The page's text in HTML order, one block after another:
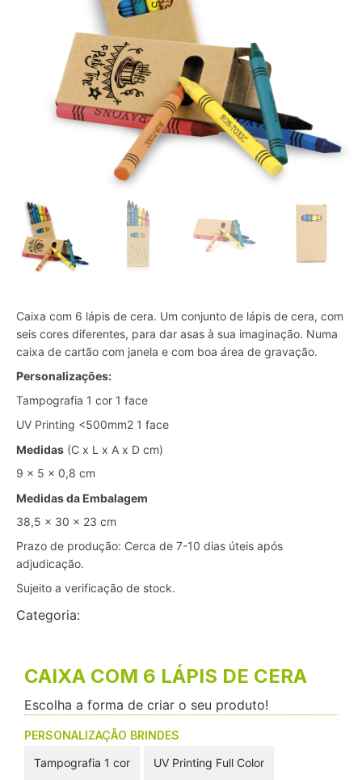
Caixa com 6 lápis de cera. Um conjunto de lápis de cera, com
seis cores diferentes, para dar asas à sua imaginação. Numa
caixa de cartão com janela e com boa área de gravação.
Personalizações:
Tampografia 1 cor 1 face
UV Printing <500mm2 1 face
Medidas (C x L x A x D cm)
9 x 5 x 0,8 cm
Medidas da Embalagem
38,5 x 30 x 23 cm
Prazo de produção: Cerca de 7-10 dias úteis após
adjudicação.
Sujeito a verificação de stock.
Categoria:
CAIXA COM 6 LÁPIS DE CERA
Escolha a forma de criar o seu produto!
PERSONALIZAÇÃO BRINDES
Tampografia 1 cor
UV Printing Full Color